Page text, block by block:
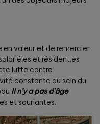
valeur et de remercier
et résident.es
lutte contre
constante au sein du
Il n’y a pas d’âge
et souriantes.